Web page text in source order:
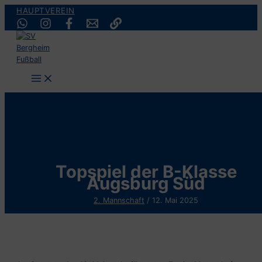
Zum
Inhalt
springen
HAUPTVEREIN
Topspiel der B-Klasse
Augsburg Süd
2. Mannschaft / 12. Mai 2025